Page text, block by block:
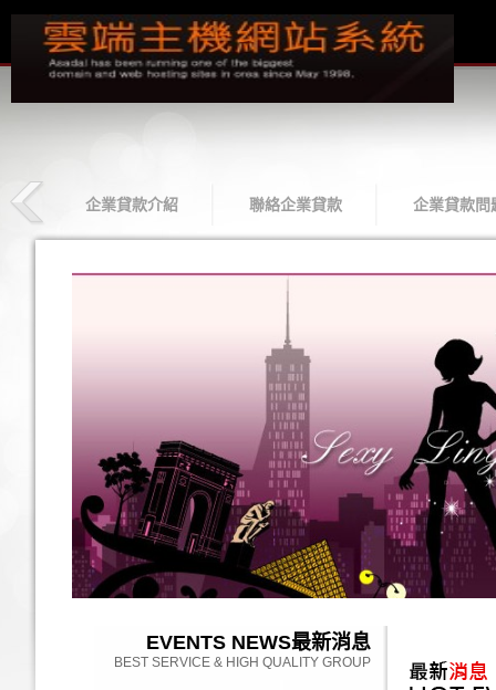
企業貸款介紹 聯絡企業貸款 企業貸款問
EVENTS NEWS最新消息
BEST SERVICE & HIGH QUALITY GROUP